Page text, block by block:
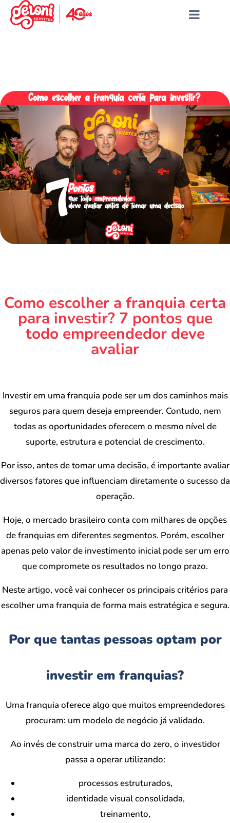
Como escolher a franquia certa
para investir? 7 pontos que
todo empreendedor deve
avaliar
Investir em uma franquia pode ser um dos caminhos mais
seguros para quem deseja empreender. Contudo, nem
todas as oportunidades oferecem o mesmo nível de
suporte, estrutura e potencial de crescimento.
Por isso, antes de tomar uma decisão, é importante avaliar
diversos fatores que influenciam diretamente o sucesso da
operação.
Hoje, o mercado brasileiro conta com milhares de opções
de franquias em diferentes segmentos. Porém, escolher
apenas pelo valor de investimento inicial pode ser um erro
que compromete os resultados no longo prazo.
Neste artigo, você vai conhecer os principais critérios para
escolher uma franquia de forma mais estratégica e segura.
Por que tantas pessoas optam por
investir em franquias?
Uma franquia oferece algo que muitos empreendedores
procuram: um modelo de negócio já validado.
Ao invés de construir uma marca do zero, o investidor
passa a operar utilizando:
processos estruturados,
identidade visual consolidada,
treinamento,